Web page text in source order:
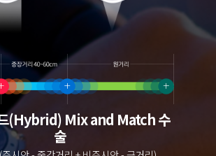
(Hybrid) Mix and Match 수
술